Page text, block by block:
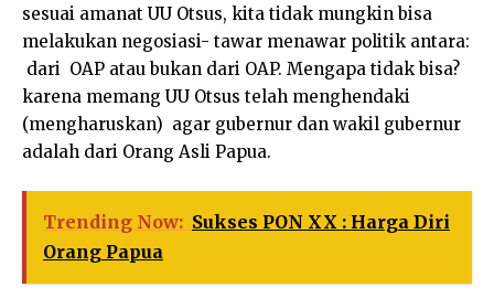
sesuai amanat UU Otsus, kita tidak mungkin bisa
melakukan negosiasi- tawar menawar politik antara:
dari OAP atau bukan dari OAP. Mengapa tidak bisa?
karena memang UU Otsus telah menghendaki
(mengharuskan) agar gubernur dan wakil gubernur
adalah dari Orang Asli Papua.
Trending Now: Sukses PON XX : Harga Diri
Orang Papua